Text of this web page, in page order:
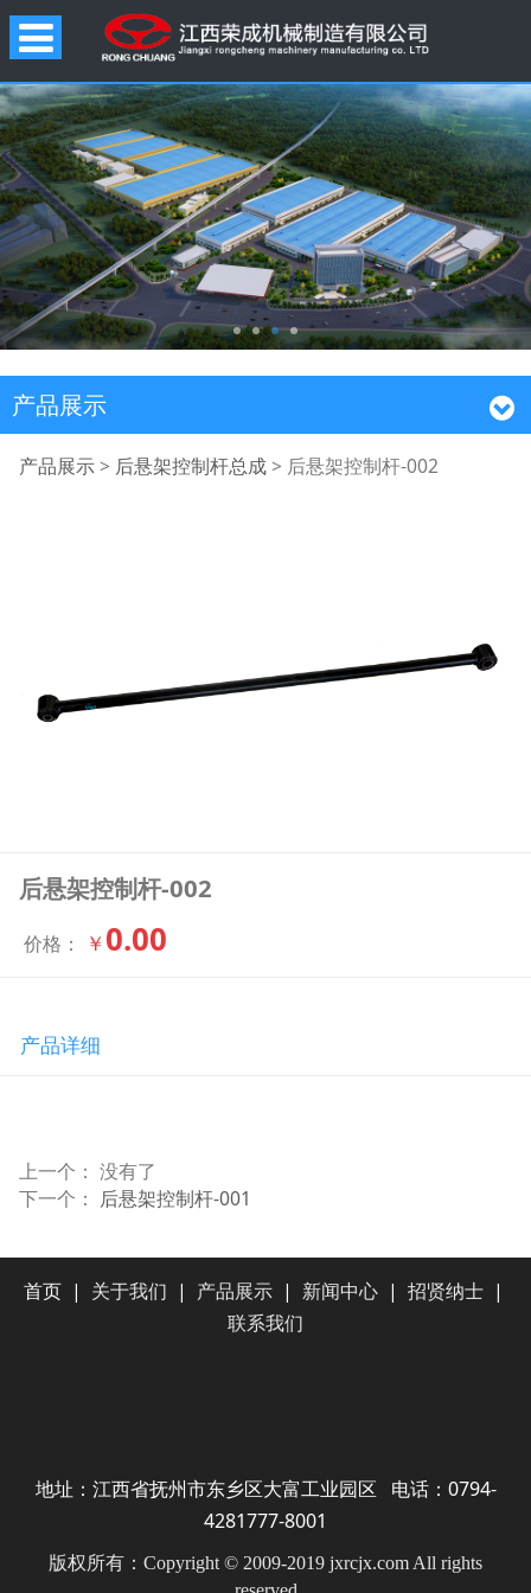
产品展示
后悬架控制杆-002
产品展示> 后悬架控制杆总成> 后悬架控制杆-002
后悬架控制杆-002
价格： ￥ 0.00
产品详细
上一个： 没有了
下一个： 后悬架控制杆-001
首页| 关于我们 | 产品展示| 新闻中心| 招贤纳士|
联系我们
地址：江西省抚州市东乡区大富工业园区 电话：0794-
4281777-8001
版权所有：Copyright © 2009-2019 jxrcjx.com All rights